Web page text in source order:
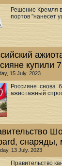
Решение Кремля
портов "нанесет
купили
15 July. 2023
Россияне снова
ажиотажный
снаряды,
13 July. 2023
Правительство